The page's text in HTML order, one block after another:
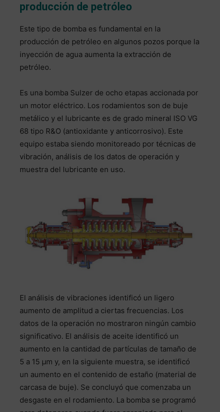
producción de petróleo
Este tipo de bomba es fundamental en la
producción de petróleo en algunos pozos porque la
inyección de agua aumenta la extracción de
petróleo.
Es una bomba Sulzer de ocho etapas accionada por
un motor eléctrico. Los rodamientos son de buje
metálico y el lubricante es de grado mineral ISO VG
68 tipo R&O (antioxidante y anticorrosivo). Este
equipo estaba siendo monitoreado por técnicas de
vibración, análisis de los datos de operación y
muestra del lubricante en uso.
El análisis de vibraciones identificó un ligero
aumento de amplitud a ciertas frecuencias. Los
datos de la operación no mostraron ningún cambio
significativo. El análisis de aceite identificó un
aumento en la cantidad de partículas de tamaño de
5 a 15 μm y, en la siguiente muestra, se identificó
un aumento en el contenido de estaño (material de
carcasa de buje). Se concluyó que comenzaba un
desgaste en el rodamiento. La bomba se programó